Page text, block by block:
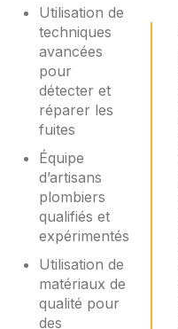
Utilisation de
techniques
avancées
pour
détecter et
réparer les
fuites
Équipe
d’artisans
plombiers
qualifiés et
expérimentés
Utilisation de
matériaux de
qualité pour
des